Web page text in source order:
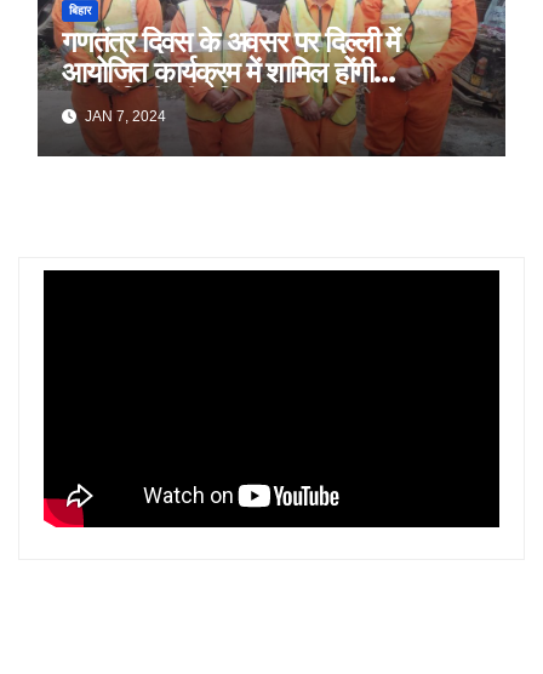
बिहार
गणतंत्र दिवस के अवसर पर दिल्ली में
आयोजित कार्यक्रम में शामिल होंगी
स्वच्छांगिणी की महिलाएं
JAN 7, 2024